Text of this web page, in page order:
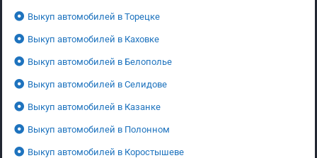
Выкуп автомобилей в Торецке
Выкуп автомобилей в Каховке
Выкуп автомобилей в Белополье
Выкуп автомобилей в Селидове
Выкуп автомобилей в Казанке
Выкуп автомобилей в Полонном
Выкуп автомобилей в Коростышеве